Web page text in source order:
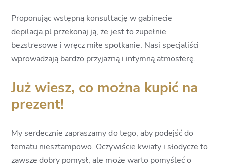
Proponując wstępną konsultację w gabinecie
depilacja.pl przekonaj ją, że jest to zupełnie
bezstresowe i wręcz miłe spotkanie. Nasi specjaliści
wprowadzają bardzo przyjazną i intymną atmosferę.
Już wiesz, co można kupić na
prezent!
My serdecznie zapraszamy do tego, aby podejść do
tematu niesztampowo. Oczywiście kwiaty i słodycze to
zawsze dobry pomysł, ale może warto pomyśleć o